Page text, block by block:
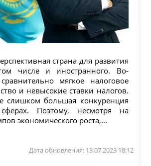
страна для развития
числе и иностранного. Во-
мягкое налоговое
и невысокие ставки налогов.
слишком большая конкуренция
Поэтому, несмотря на
экономического роста,...
Дата обновления: 13.07.2023 18:12